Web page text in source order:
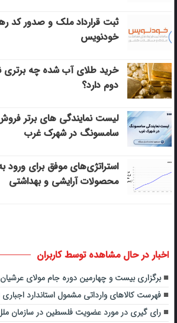
ثبت قرارداد ملک و صدور کد
خودنویس
خرید طلای آب شده چه
دوم دارد؟
لیست نمایندگی های برتر
سامسونگ در شهرک غرب
استراتژی‌های موفق برای ورود به
محصولات آرایشی و بهداشتی
اخبار در حال مشاهده توسط کاربران
برگزاری بیست و چهارمین دوره جام مولای
فهرست کالاهای وارداتی مشمول استاندارد اجباری
رای گیری در مورد عضویت فلسطین در سازمان ملل